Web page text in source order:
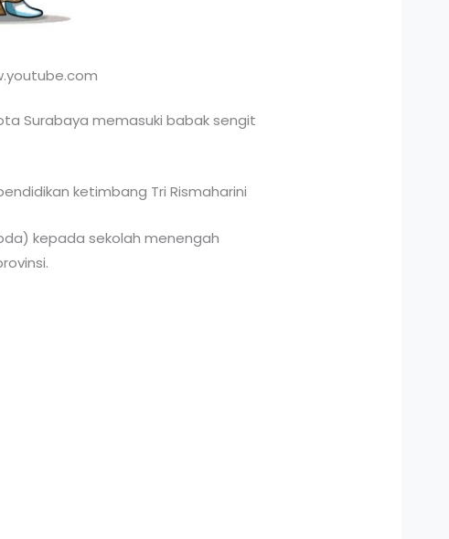
Surabaya memasuki babak sengit
ketimbang Tri Rismaharini
kepada sekolah menengah